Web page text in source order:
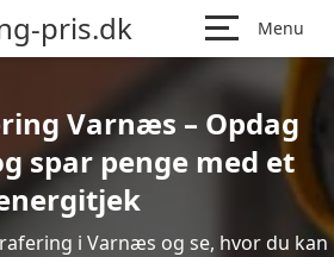
pris.dk Menu
Varnæs – Opdag
spar penge med et
i Varnæs og se, hvor du kan